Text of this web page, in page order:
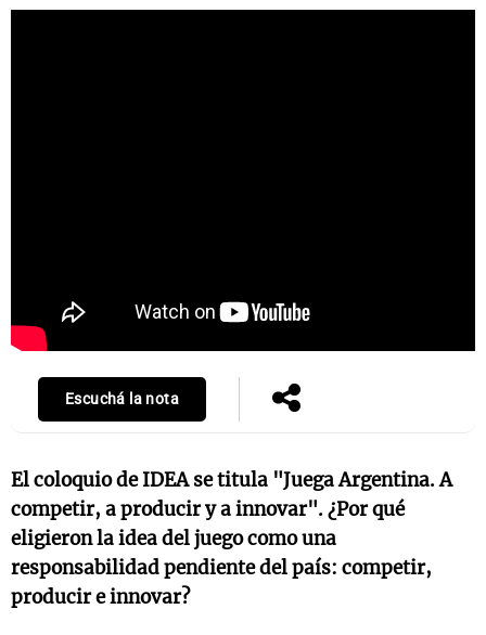
Escuchá la nota
El coloquio de IDEA se titula "Juega Argentina. A
competir, a producir y a innovar". ¿Por qué
eligieron la idea del juego como una
responsabilidad pendiente del país: competir,
producir e innovar?